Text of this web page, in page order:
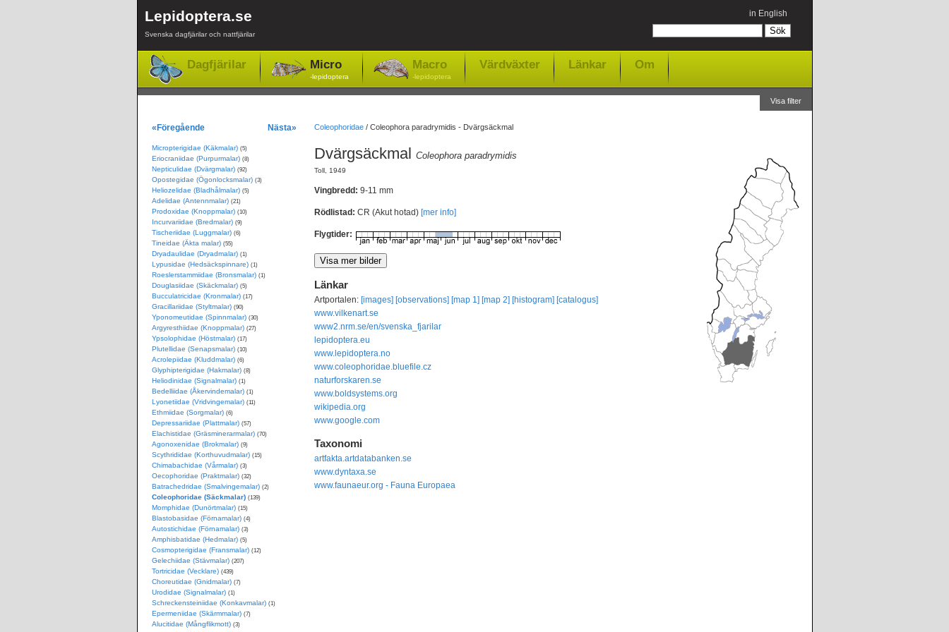
Lepidoptera.se
Svenska dagfjärilar och nattfjärilar
in English
Dagfjärilar Micro
-lepidoptera
Macro
-lepidoptera
Värdväxter Länkar Om
Visa filter
Coleophoridae/ Coleophora paradrymidis - Dvärgsäckmal
Dvärgsäckmal Coleophora paradrymidis
Toll, 1949
Vingbredd: 9-11 mm
Rödlistad: CR (Akut hotad) [mer info]
Flygtider:
Länkar
Artportalen: [images] [observations] [map 1] [map 2] [histogram] [catalogus]
www.vilkenart.se
www2.nrm.se/en/svenska_fjarilar
lepidoptera.eu
www.lepidoptera.no
www.coleophoridae.bluefile.cz
naturforskaren.se
www.boldsystems.org
wikipedia.org
www.google.com
Taxonomi
artfakta.artdatabanken.se
www.dyntaxa.se
www.faunaeur.org - Fauna Europaea
«Föregående Nästa»
Micropterigidae (Käkmalar) (5)
Eriocraniidae (Purpurmalar) (8)
Nepticulidae (Dvärgmalar) (92)
Opostegidae (Ögonlocksmalar) (3)
Heliozelidae (Bladhålmalar) (5)
Adelidae (Antennmalar) (21)
Prodoxidae (Knoppmalar) (10)
Incurvariidae (Bredmalar) (9)
Tischeriidae (Luggmalar) (6)
Tineidae (Äkta malar) (55)
Dryadaulidae (Dryadmalar) (1)
Lypusidae (Hedsäckspinnare) (1)
Roeslerstammiidae (Bronsmalar) (1)
Douglasiidae (Skäckmalar) (5)
Bucculatricidae (Kronmalar) (17)
Gracillariidae (Styltmalar) (90)
Yponomeutidae (Spinnmalar) (30)
Argyresthiidae (Knoppmalar) (27)
Ypsolophidae (Höstmalar) (17)
Plutellidae (Senapsmalar) (10)
Acrolepiidae (Kluddmalar) (6)
Glyphipterigidae (Hakmalar) (8)
Heliodinidae (Signalmalar) (1)
Bedelliidae (Åkervindemalar) (1)
Lyonetiidae (Vridvingemalar) (11)
Ethmiidae (Sorgmalar) (6)
Depressariidae (Plattmalar) (57)
Elachistidae (Gräsminerarmalar) (70)
Agonoxenidae (Brokmalar) (9)
Scythrididae (Korthuvudmalar) (15)
Chimabachidae (Vårmalar) (3)
Oecophoridae (Praktmalar) (32)
Batrachedridae (Smalvingemalar) (2)
Coleophoridae (Säckmalar) (139)
Momphidae (Dunörtmalar) (15)
Blastobasidae (Förnamalar) (4)
Autostichidae (Förnamalar) (3)
Amphisbatidae (Hedmalar) (5)
Cosmopterigidae (Fransmalar) (12)
Gelechiidae (Stävmalar) (207)
Tortricidae (Vecklare) (439)
Choreutidae (Gnidmalar) (7)
Urodidae (Signalmalar) (1)
Schreckensteiniidae (Konkavmalar) (1)
Epermeniidae (Skärmmalar) (7)
Alucitidae (Mångflikmott) (3)